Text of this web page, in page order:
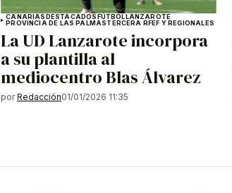
CANARIASDESTACADOSFÚTBOLLANZAROTE
PROVINCIA DE LAS PALMASTERCERA RFEF Y REGIONALES
La UD Lanzarote incorpora
a su plantilla al
mediocentro Blas Álvarez
por Redacción01/01/2026 11:35